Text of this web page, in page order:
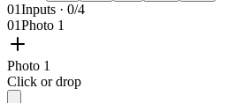
01Inputs · 0/4
01Photo 1
Photo 1
Click or drop